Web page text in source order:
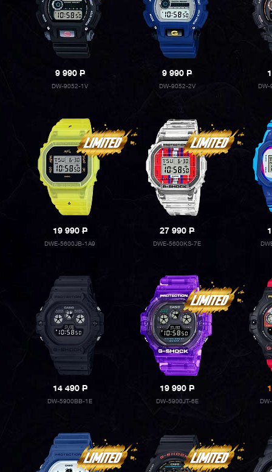
9 990P
DW-9052-1V
9 990P
DW-9052-2V DW-
19 990P
DWE-5600JB-1A9
27 990P
DWE-5600KS-7E
14 490P
DW-5900BB-1E
19 990P
DW-5900JT-6E